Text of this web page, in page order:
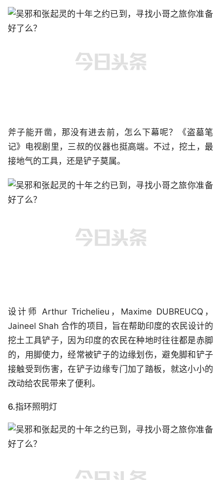
斧子能开凿，那没有进去前，怎么下幕呢？《盗墓笔
记》电视剧里，三叔的仪器也挺高端。不过，挖土，最
接地气的工具，还是铲子莫属。
设计师 Arthur Trichelieu，Maxime DUBREUCQ，
Jaineel Shah 合作的项目，旨在帮助印度的农民设计的
挖土工具铲子，因为印度的农民在种地时往往都是赤脚
的，用脚使力，经常被铲子的边缘划伤，避免脚和铲子
接触受到伤害，在铲子边缘专门加了踏板，就这小小的
改动给农民带来了便利。
6.指环照明灯